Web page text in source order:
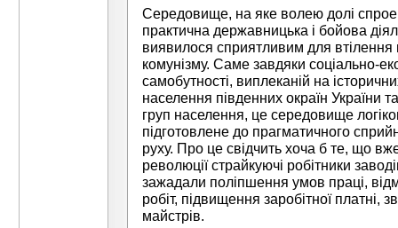
Середовище, на яке волею долі
практична державницька і бойова
виявилося сприятливим для втілення
комунізму. Саме завдяки соціально-
самобутності, виплеканій на
населення південних окраїн України
груп населення, це середовище
підготовлене до прагматичного
руху. Про це свідчить хоча б те, що
революції страйкуючі робітники
зажадали поліпшення умов праці,
робіт, підвищення заробітної платні,
майстрів.